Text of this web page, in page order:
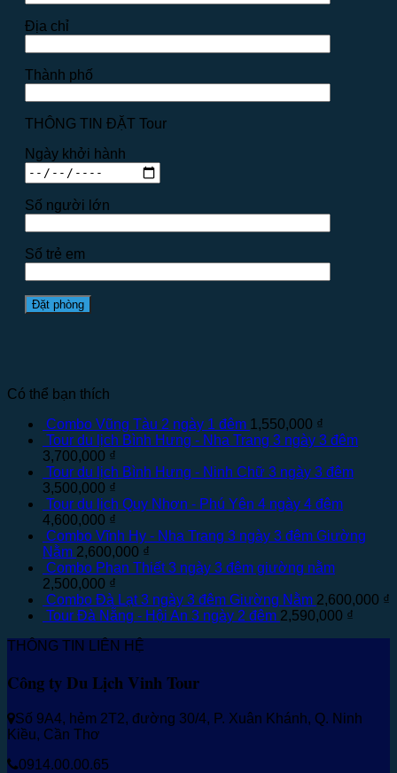
Địa chỉ
Thành phố
THÔNG TIN ĐẶT Tour
Ngày khởi hành
Số người lớn
Số trẻ em
Có thể bạn thích
Combo Vũng Tàu 2 ngày 1 đêm 1,550,000 ₫
Tour du lịch Bình Hưng - Nha Trang 3 ngày 3 đêm
3,700,000 ₫
Tour du lịch Bình Hưng - Ninh Chữ 3 ngày 3 đêm
3,500,000 ₫
Tour du lịch Quy Nhơn - Phú Yên 4 ngày 4 đêm
4,600,000 ₫
Combo Vĩnh Hy - Nha Trang 3 ngày 3 đêm Giường
Nằm 2,600,000 ₫
Combo Phan Thiết 3 ngày 3 đêm giường nằm
2,500,000 ₫
Combo Đà Lạt 3 ngày 3 đêm Giường Nằm 2,600,000 ₫
Tour Đà Nẵng - Hội An 3 ngày 2 đêm 2,590,000 ₫
THÔNG TIN LIÊN HỆ
Công ty Du Lịch Vinh Tour
Số 9A4, hẻm 2T2, đường 30/4, P. Xuân Khánh, Q. Ninh
Kiều, Cần Thơ
0914.00.00.65